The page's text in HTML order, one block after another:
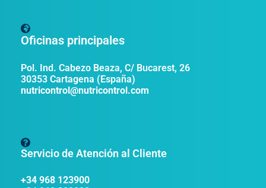
Oficinas principales
Pol. Ind. Cabezo Beaza, C/ Bucarest, 26
30353 Cartagena (España)
nutricontrol@nutricontrol.com
Servicio de Atención al Cliente
+34 968 123900